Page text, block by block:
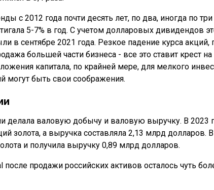
с 2012 года почти десять лет, по два, иногда по
5-7% в год. С учетом долларовых дивидендов
в сентябре 2021 года. Резкое падение курса
большей части бизнеса - все это ставит крест
капитала, по крайней мере, для мелкого
могут быть свои соображения.
делала валовую добычу и валовую выручку. В 2023
золота, а выручка составляла 2,13 млрд долларов.
и получила выручку 0,89 млрд долларов.
продажи российских активов осталось чуть